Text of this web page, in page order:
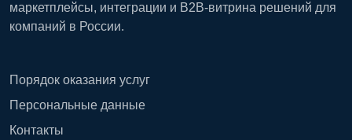
маркетплейсы, интеграции и B2B-витрина решений для
компаний в России.
Порядок оказания услуг
Персональные данные
Контакты